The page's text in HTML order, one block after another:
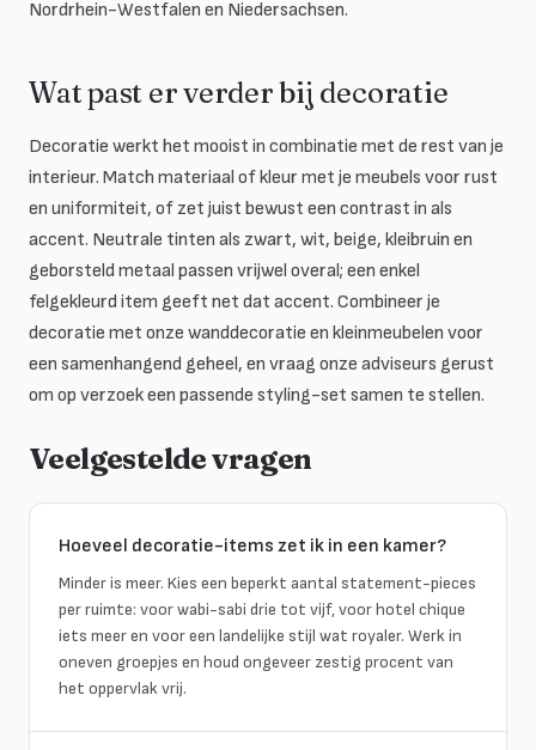
Nordrhein-Westfalen en Niedersachsen.
Wat past er verder bij decoratie
Decoratie werkt het mooist in combinatie met de rest van je
interieur. Match materiaal of kleur met je meubels voor rust
en uniformiteit, of zet juist bewust een contrast in als
accent. Neutrale tinten als zwart, wit, beige, kleibruin en
geborsteld metaal passen vrijwel overal; een enkel
felgekleurd item geeft net dat accent. Combineer je
decoratie met onze wanddecoratie en kleinmeubelen voor
een samenhangend geheel, en vraag onze adviseurs gerust
om op verzoek een passende styling-set samen te stellen.
Veelgestelde vragen
Hoeveel decoratie-items zet ik in een kamer?
Minder is meer. Kies een beperkt aantal statement-pieces
per ruimte: voor wabi-sabi drie tot vijf, voor hotel chique
iets meer en voor een landelijke stijl wat royaler. Werk in
oneven groepjes en houd ongeveer zestig procent van
het oppervlak vrij.